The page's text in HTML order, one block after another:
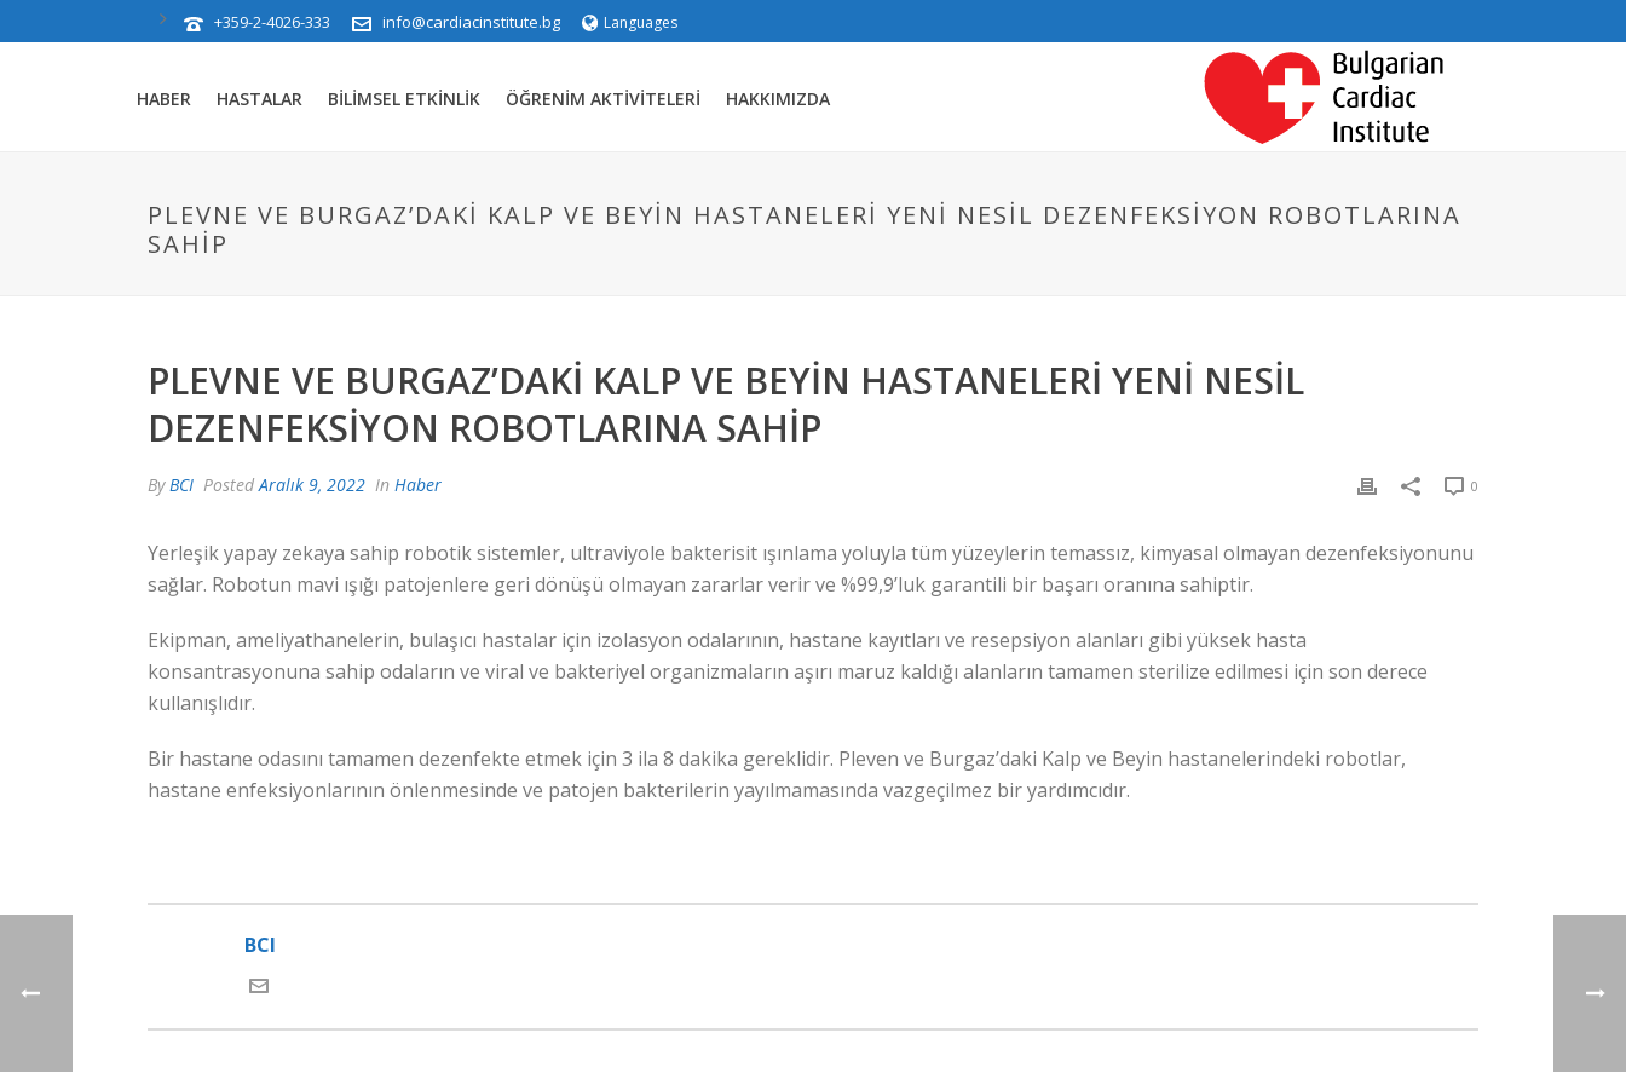
+359-2-4026-333 info@cardiacinstitute.bg Languages
HABER HASTALAR BILIMSEL ETKINLIK ÖĞRENIM AKTIVITELERI HAKKIMIZDA
PLEVNE VE BURGAZ’DAKI KALP VE BEYIN HASTANELERI YENI NESIL DEZENFEKSIYON ROBOTLARINA
SAHIP
PLEVNE VE BURGAZ’DAKI KALP VE BEYIN HASTANELERI YENI NESIL
DEZENFEKSIYON ROBOTLARINA SAHIP
ByBCI PostedAralık 9, 2022 In Haber 0
Yerleşik yapay zekaya sahip robotik sistemler, ultraviyole bakterisit ışınlama yoluyla tüm yüzeylerin temassız, kimyasal olmayan dezenfeksiyonunu
sağlar. Robotun mavi ışığı patojenlere geri dönüşü olmayan zararlar verir ve %99,9’luk garantili bir başarı oranına sahiptir.
Ekipman, ameliyathanelerin, bulaşıcı hastalar için izolasyon odalarının, hastane kayıtları ve resepsiyon alanları gibi yüksek hasta
konsantrasyonuna sahip odaların ve viral ve bakteriyel organizmaların aşırı maruz kaldığı alanların tamamen sterilize edilmesi için son derece
kullanışlıdır.
Bir hastane odasını tamamen dezenfekte etmek için 3 ila 8 dakika gereklidir. Pleven ve Burgaz’daki Kalp ve Beyin hastanelerindeki robotlar,
hastane enfeksiyonlarının önlenmesinde ve patojen bakterilerin yayılmamasında vazgeçilmez bir yardımcıdır.
BCI